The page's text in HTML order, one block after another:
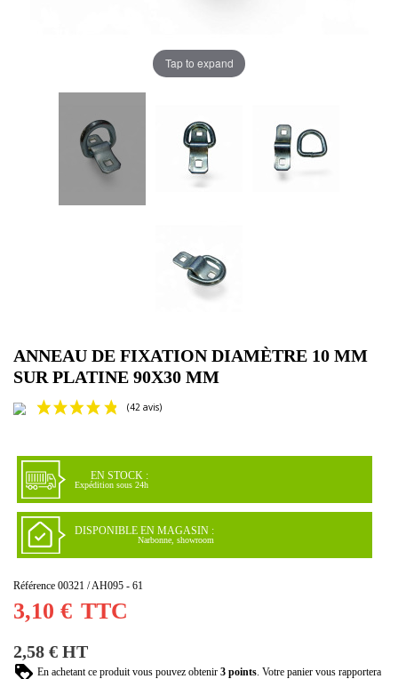
Tap to expand
ANNEAU DE FIXATION DIAMÈTRE 10 MM
SUR PLATINE 90X30 MM
EN STOCK :
Expédition sous 24h
DISPONIBLE EN MAGASIN :
Narbonne, showroom
Référence 00321 / AH095 - 61
3,10 € TTC
2,58 € HT
En achetant ce produit vous pouvez obtenir 3 points. Votre panier vous rapportera